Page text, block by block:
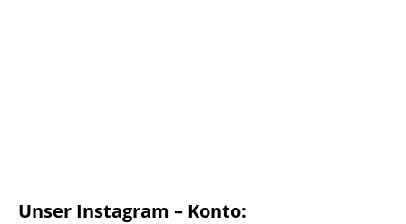
Unser Instagram – Konto: